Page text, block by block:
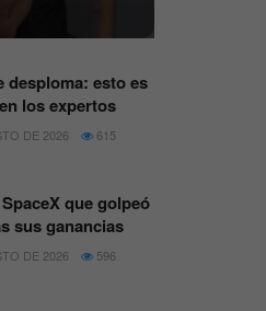
desploma: esto es
los expertos
DE 2026 615
que golpeó
sus ganancias
DE 2026 596